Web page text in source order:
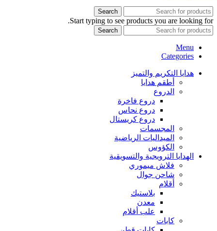
Search
Start typing to see products you are looking for.
Search
Menu
Categories
هدايا التكريم والتميز
أطقم هدايا
الدروع
دروع فاخرة
دروع نحاس
دروع كريستال
المجسمات
الميداليات الرياضية
الكؤوس
الهدايا الترويجية والتسويقية
فلاش ميموري
شاحن جوال
أقلام
بلاستيك
معدن
علب أقلام
كابات